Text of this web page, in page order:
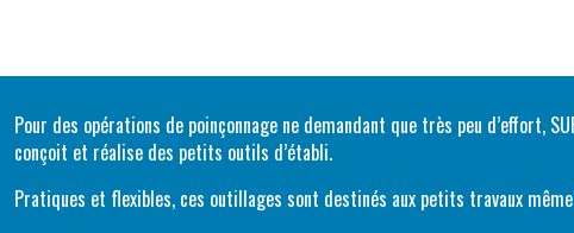
Pour des opérations de poinçonnage ne demandant que très peu d’effort,
conçoit et réalise des petits outils d’établi.
Pratiques et flexibles, ces outillages sont destinés aux petits travaux